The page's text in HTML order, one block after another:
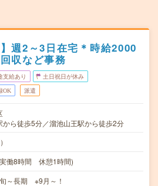
週2～3日在宅＊時給2000
収など事務
支給あり 土日祝日が休み
OK 派遣
から徒歩5分／溜池山王駅から徒歩2分
働8時間 休憩1時間)
～長期 ※9月～！